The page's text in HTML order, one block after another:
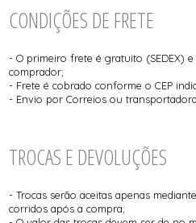
CONDIÇÕES DE FRETE
- O primeiro frete é gratuito (SEDEX)
comprador;
- Frete é cobrado conforme o CEP
- Envio por Correios ou transportadora.
TROCAS E DEVOLUÇÕES
- Trocas serão aceitas apenas
corridos após a compra;